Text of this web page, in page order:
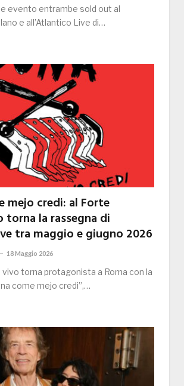
evento entrambe sold out al
e all’Atlantico Live di…
mejo credi: al Forte
torna la rassegna di
tra maggio e giugno 2026
18 Maggio 2026
vivo torna protagonista a Roma con la
come mejo credi”,…